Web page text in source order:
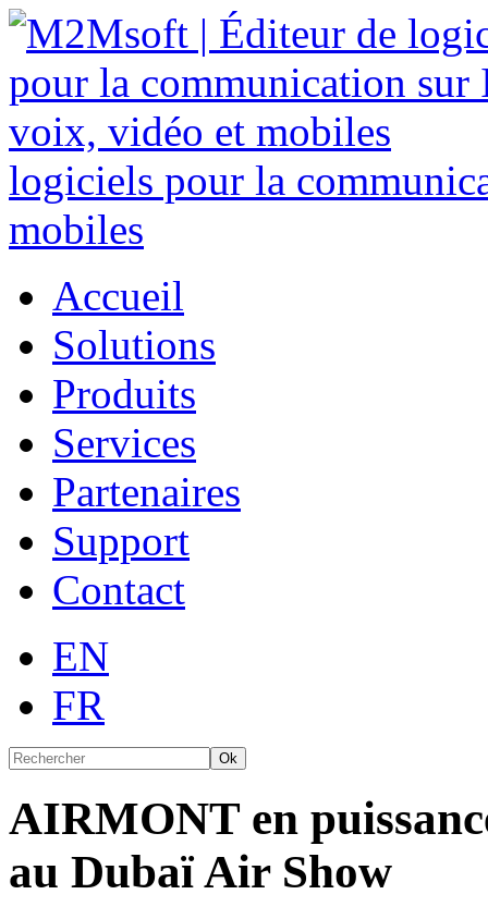
logiciels pour la
mobiles
Accueil
Solutions
Produits
Services
Partenaires
Support
Contact
EN
FR
Ok
AIRMONT en
au Dubaï Air Show